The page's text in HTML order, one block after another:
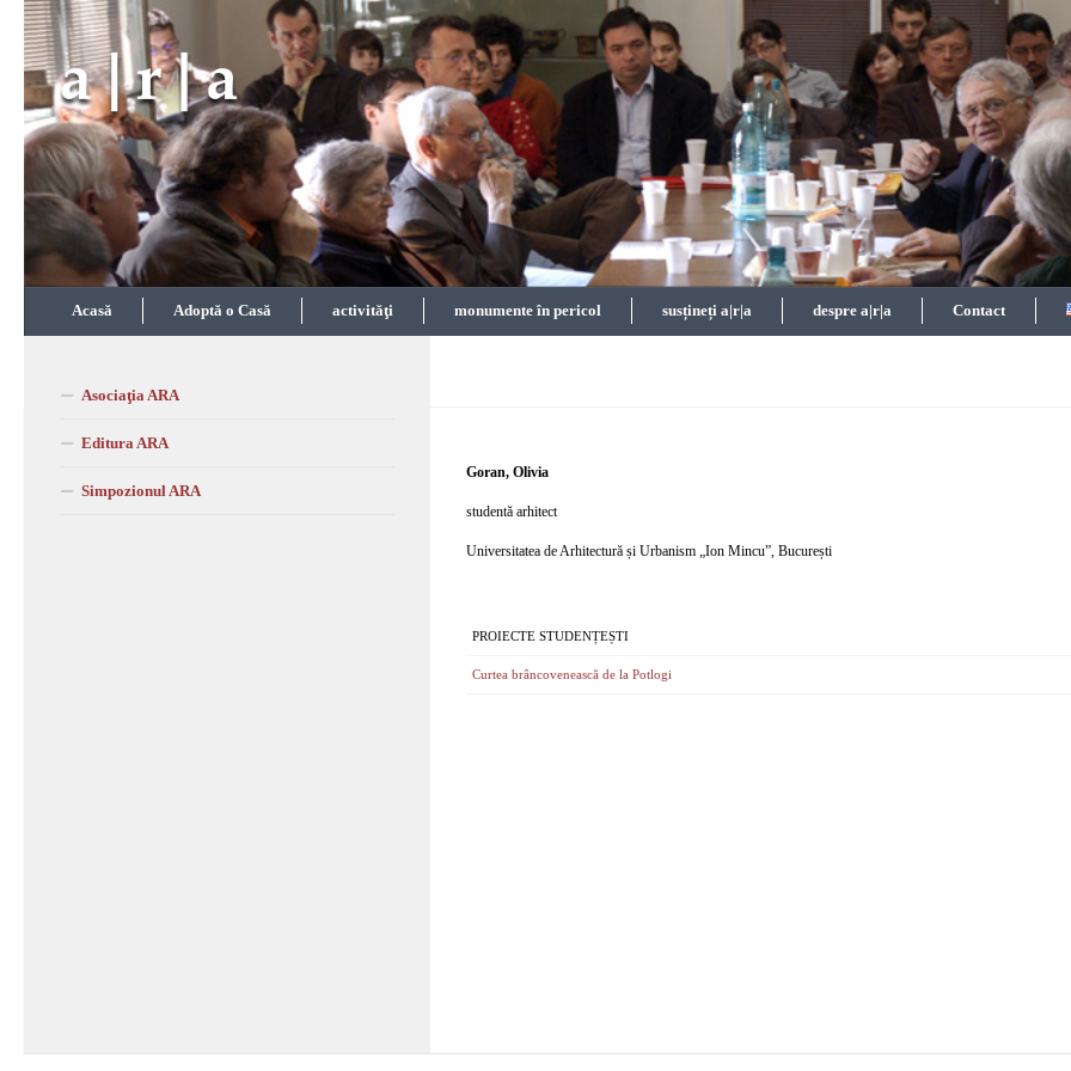
Skip to content
Acasă Adoptă o Casă activităţi monumente în pericol susțineți a|r|a despre a|r|a Contact
Goran, Olivia
studentă arhitect
Universitatea de Arhitectură și Urbanism „Ion Mincu”, București
PROIECTE STUDENȚEȘTI
Curtea brâncovenească de la Potlogi
Asociaţia ARA
Editura ARA
Simpozionul ARA